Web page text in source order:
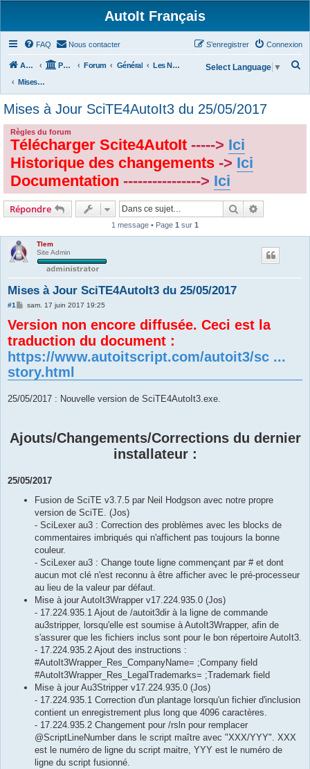
AutoIt Français
FAQ Nous contacter Connexion
S’enregistrer
Accueil Portail Forum Général
Les Nouvelles d'AutoIt
Mises à Jour Scite4AutoIt
Select Language ▼
Mises à Jour SciTE4AutoIt3 du 25/05/2017
Règles du forum
Télécharger Scite4AutoIt -----> Ici
Historique des changements -> Ici
Documentation ----------------> Ici
Répondre Rechercher
1 message • Page 1 sur 1
Tlem
Site Admin
Mises à Jour SciTE4AutoIt3 du 25/05/2017
#1
M
s
s
a
g
e
sam. 17 juin 2017 19:25
Version non encore diffusée. Ceci est la
traduction du document :
https://www.autoitscript.com/autoit3/sc ...
story.html
25/05/2017 : Nouvelle version de SciTE4AutoIt3.exe.
Ajouts/Changements/Corrections du dernier
installateur :
25/05/2017
Fusion de SciTE v3.7.5 par Neil Hodgson avec notre propre
version de SciTE. (Jos)
- SciLexer au3 : Correction des problèmes avec les blocks de
commentaires imbriqués qui n'affichent pas toujours la bonne
couleur.
- SciLexer au3 : Change toute ligne commençant par # et dont
aucun mot clé n'est reconnu à être afficher avec le pré-processeur
au lieu de la valeur par défaut.
Mise à jour AutoIt3Wrapper v17.224.935.0 (Jos)
- 17.224.935.1 Ajout de /autoit3dir à la ligne de commande
au3stripper, lorsqu'elle est soumise à AutoIt3Wrapper, afin de
s'assurer que les fichiers inclus sont pour le bon répertoire AutoIt3.
- 17.224.935.2 Ajout des instructions :
#AutoIt3Wrapper_Res_CompanyName= ;Company field
#AutoIt3Wrapper_Res_LegalTrademarks= ;Trademark field
Mise à jour Au3Stripper v17.224.935.0 (Jos)
- 17.224.935.1 Correction d'un plantage lorsqu'un fichier d'inclusion
contient un enregistrement plus long que 4096 caractères.
- 17.224.935.2 Changement pour /rsln pour remplacer
@ScriptLineNumber dans le script maître avec "XXX/YYY". XXX
est le numéro de ligne du script maitre, YYY est le numéro de
ligne du script fusionné.